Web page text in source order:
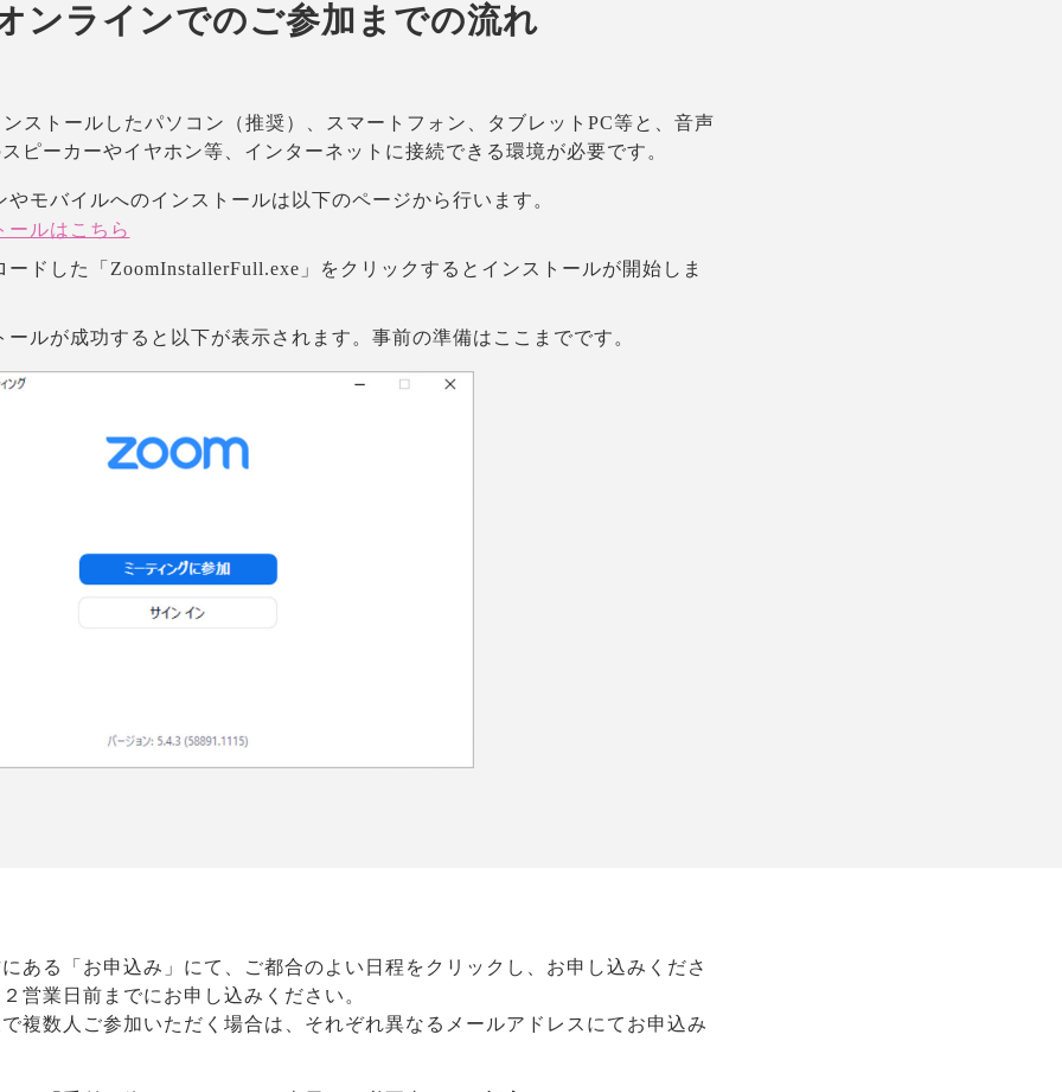
ンラインでのご参加までの流れ
ストールしたパソコン（推奨）、スマートフォン、タブレットPC等と、音声
ピーカーやイヤホン等、インターネットに接続できる環境が必要です。
やモバイルへのインストールは以下のページから行います。
ールはこちら
ードした「ZoomInstallerFull.exe」をクリックするとインストールが開始しま
ールが成功すると以下が表示されます。事前の準備はここまでです。
ある「お申込み」にて、ご都合のよい日程をクリックし、お申し込みくださ
営業日前までにお申し込みください。
複数人ご参加いただく場合は、それぞれ異なるメールアドレスにてお申込み